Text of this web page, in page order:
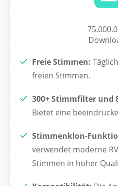
Freie Stimmen:
freien Stimmen.
300+ Stimmfilter und
Bietet eine
Stimmenklon-
verwendet moderne
Stimmen in hoher